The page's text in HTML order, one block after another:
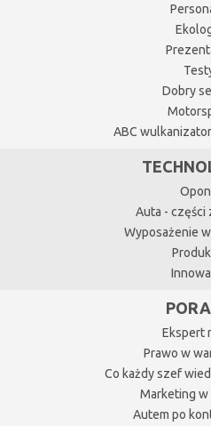
Dobry
ABC
Auta - części
Wyposażenie
Ekspert
Prawo w
Co każdy szef
Marketing w
Autem po